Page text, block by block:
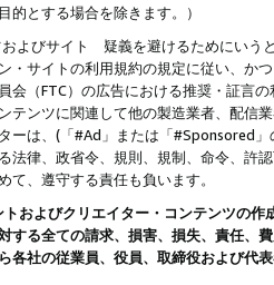
的とする場合を除きます。）
よびサイト 疑義を避けるためにいう
・サイトの利用規約の規定に従い、か
会（FTC）の広告における推奨・証言
テンツに関連して他の製造業者、配信
ーは、(「#Ad」または「#Sponsored
法律、政省令、規則、規制、命令、許
て、遵守する責任も負います。
およびクリエイター・コンテンツの
する全ての請求、損害、損失、責任、
各社の従業員、役員、取締役および代